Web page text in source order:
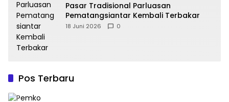
Pasar Tradisional Parluasan
Pematangsiantar Kembali Terbakar
18 Juni 2026 0
Pos Terbaru